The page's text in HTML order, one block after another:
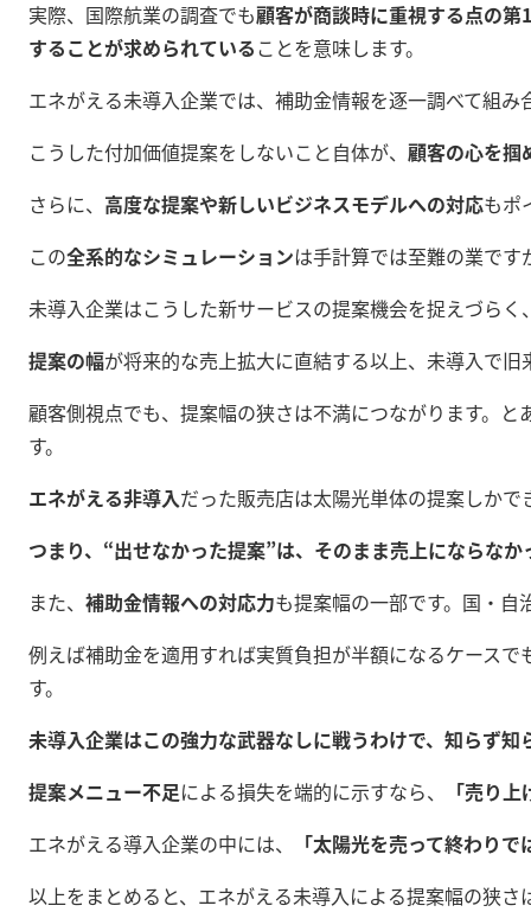
実際、国際航業の調査でも顧客が商談時に重視する点の
することが求められていることを意味します。
エネがえる未導入企業では、補助金情報を逐一調べて組
こうした付加価値提案をしないこと自体が、 顧客の心を掴
さらに、 高度な提案や新しいビジネスモデルへの対応もポ
この全系的なシミュレーションは手計算では至難の業です
未導入企業はこうした新サービスの提案機会を捉えづらく
提案の幅が将来的な売上拡大に直結する以上、未導入で
顧客側視点でも、提案幅の狭さは不満につながります。
す。
エネがえる非導入だった販売店は太陽光単体の提案しか
つまり、“出せなかった提案”は、そのまま売上にならなか
また、 補助金情報への対応力も提案幅の一部です。国・
例えば補助金を適用すれば実質負担が半額になるケース
す。
未導入企業はこの強力な武器なしに戦うわけで、知らず
提案メニュー不足による損失を端的に示すなら、
「売り
エネがえる導入企業の中には、
「太陽光を売って終わり
以上をまとめると、エネがえる未導入による提案幅の狭さ